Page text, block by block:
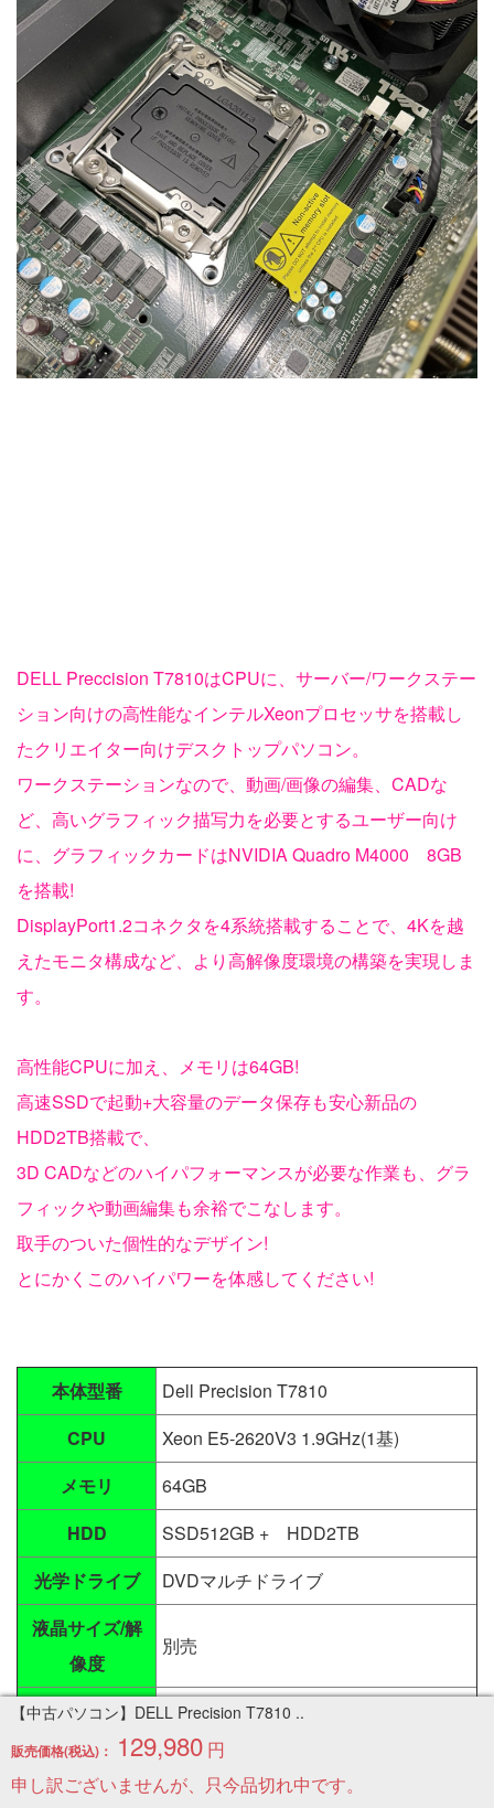
DELL Preccision T7810はCPUに、サーバー/ワークステー
ション向けの高性能なインテルXeonプロセッサを搭載し
たクリエイター向けデスクトップパソコン。
ワークステーションなので、動画/画像の編集、CADな
ど、高いグラフィック描写力を必要とするユーザー向け
に、グラフィックカードはNVIDIA Quadro M4000 8GB
を搭載!
DisplayPort1.2コネクタを4系統搭載することで、4Kを越
えたモニタ構成など、より高解像度環境の構築を実現しま
す。
高性能CPUに加え、メモリは64GB!
高速SSDで起動+大容量のデータ保存も安心新品の
HDD2TB搭載で、
3D CADなどのハイパフォーマンスが必要な作業も、グラ
フィックや動画編集も余裕でこなします。
取手のついた個性的なデザイン!
とにかくこのハイパワーを体感してください!
本体型番
Dell Precision T7810
CPU
Xeon E5-2620V3 1.9GHz(1基)
メモリ
64GB
HDD
SSD512GB + HDD2TB
光学ドライブ
DVDマルチドライブ
液晶サイズ/解
像度
別売
無線LAN なし
OS
Windows10 Pro 64bit インストール済
み
【中古パソコン】DELL Precision T7810 ..
販売価格(税込)： 129,980 円
申し訳ございませんが、只今品切れ中です。